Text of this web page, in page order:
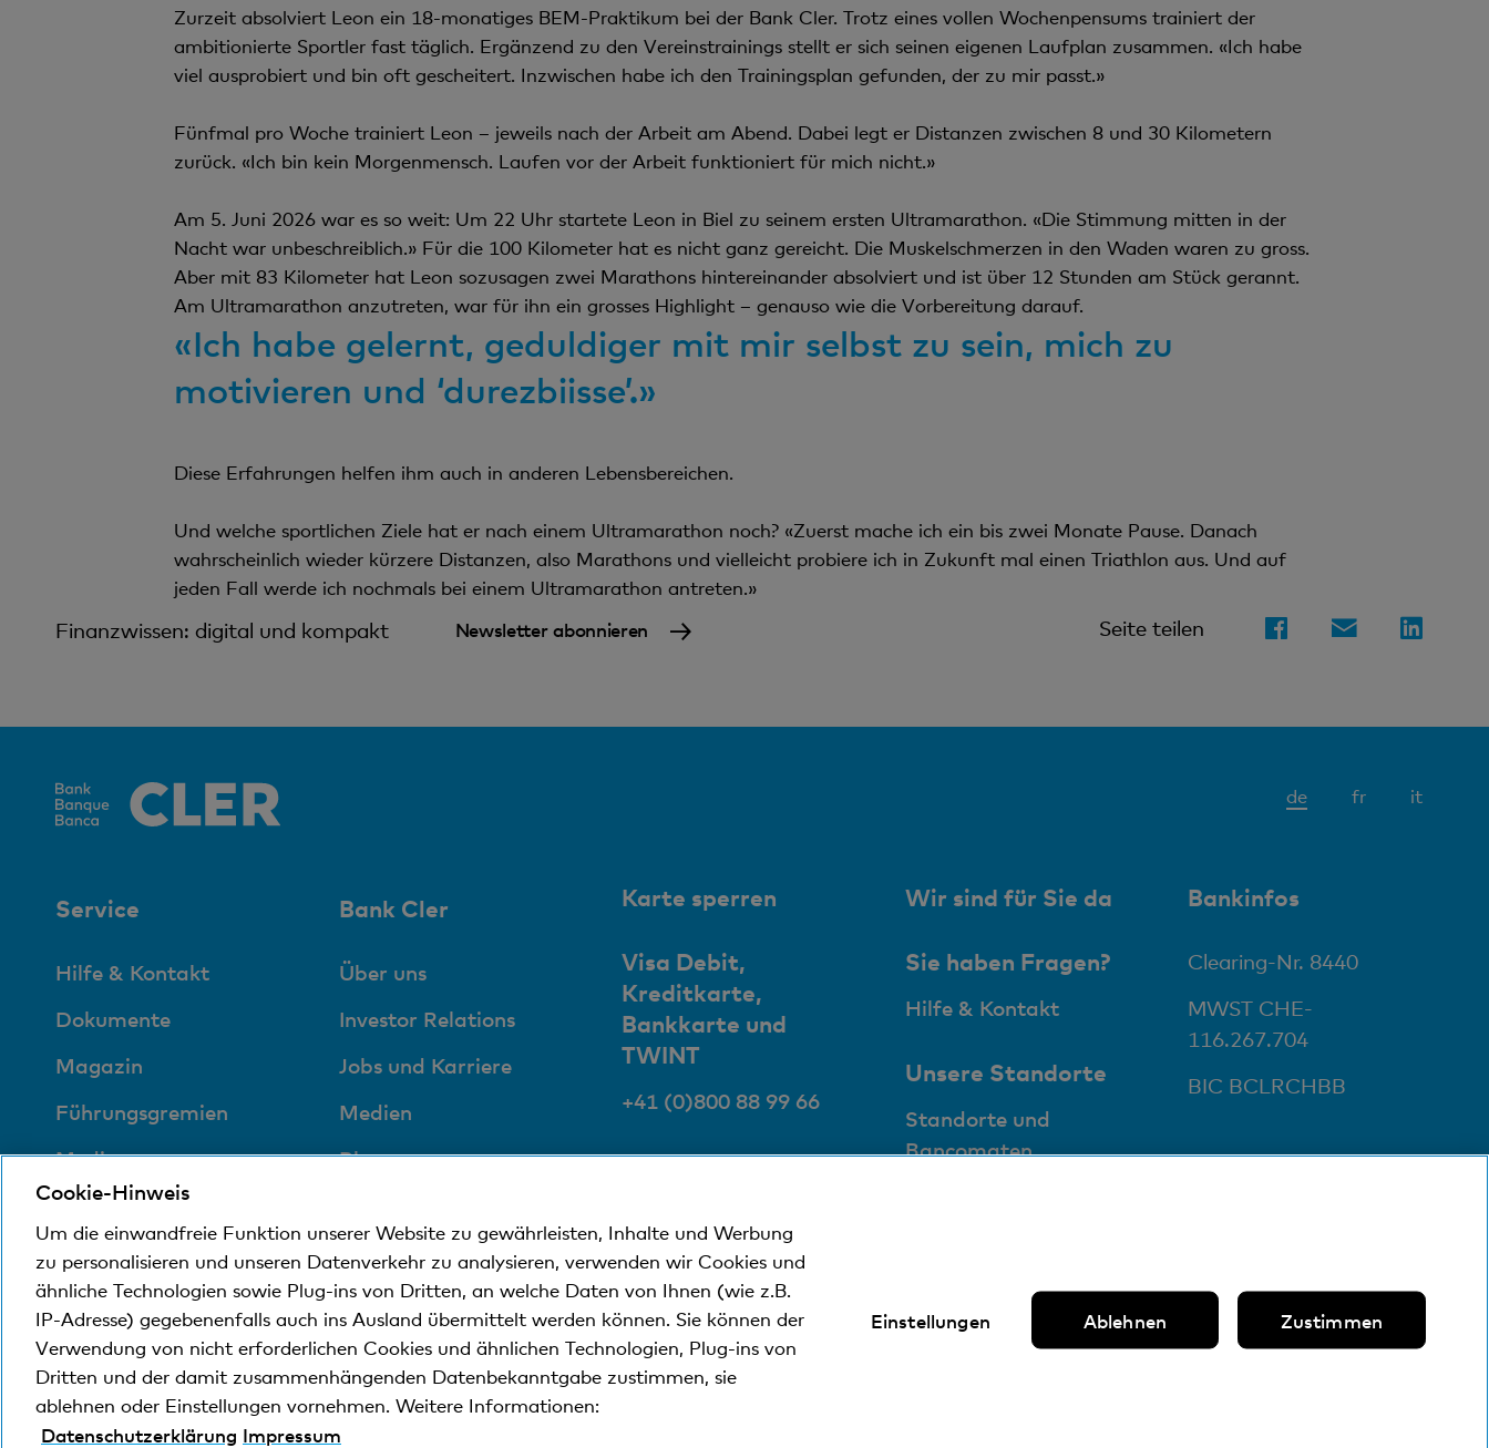
Zurzeit absolviert Leon ein 18-monatiges BEM-Praktikum bei der Bank Cler. Trotz eines vollen Wochenpensums trainiert der
ambitionierte Sportler fast täglich. Ergänzend zu den Vereinstrainings stellt er sich seinen eigenen Laufplan zusammen. «Ich habe
viel ausprobiert und bin oft gescheitert. Inzwischen habe ich den Trainingsplan gefunden, der zu mir passt.»
Fünfmal pro Woche trainiert Leon – jeweils nach der Arbeit am Abend. Dabei legt er Distanzen zwischen 8 und 30 Kilometern
zurück. «Ich bin kein Morgenmensch. Laufen vor der Arbeit funktioniert für mich nicht.»
Am 5. Juni 2026 war es so weit: Um 22 Uhr startete Leon in Biel zu seinem ersten Ultramarathon. «Die Stimmung mitten in der
Nacht war unbeschreiblich.» Für die 100 Kilometer hat es nicht ganz gereicht. Die Muskelschmerzen in den Waden waren zu gross.
Aber mit 83 Kilometer hat Leon sozusagen zwei Marathons hintereinander absolviert und ist über 12 Stunden am Stück gerannt.
Am Ultramarathon anzutreten, war für ihn ein grosses Highlight – genauso wie die Vorbereitung darauf.
«Ich habe gelernt, geduldiger mit mir selbst zu sein, mich zu
motivieren und ‘durezbiisse’.»
Diese Erfahrungen helfen ihm auch in anderen Lebensbereichen.
Und welche sportlichen Ziele hat er nach einem Ultramarathon noch? «Zuerst mache ich ein bis zwei Monate Pause. Danach
wahrscheinlich wieder kürzere Distanzen, also Marathons und vielleicht probiere ich in Zukunft mal einen Triathlon aus. Und auf
jeden Fall werde ich nochmals bei einem Ultramarathon antreten.»
Finanzwissen: digital und kompakt Newsletter abonnieren Seite teilen
deAktives
fr it
Service
Hilfe & Kontakt
Dokumente
Magazin
Führungsgremien
Medien
Sozial und
umweltfreundlich
Bank Cler
Über uns
Investor Relations
Jobs und Karriere
Medien
Blog
Karte sperren
Visa Debit,
Kreditkarte,
Bankkarte und
TWINT
+41 (0)800 88 99 66
Wir sind für Sie da
Sie haben Fragen?
Hilfe & Kontakt
Unsere Standorte
Standorte und
Bancomaten
Bankinfos
Clearing-Nr. 8440
MWST CHE-
116.267.704
BIC BCLRCHBB
© Bank Cler AGRechtliche Bedingungen und HinweiseDatenschutzerklärungImpressum
Die Bank Cler ist eine Tochtergesellschaft der Basler Kantonalbank.
Cookie-Hinweis
Um die einwandfreie Funktion unserer Website zu gewährleisten, Inhalte und Werbung
zu personalisieren und unseren Datenverkehr zu analysieren, verwenden wir Cookies und
ähnliche Technologien sowie Plug-ins von Dritten, an welche Daten von Ihnen (wie z.B.
IP-Adresse) gegebenenfalls auch ins Ausland übermittelt werden können. Sie können der
Verwendung von nicht erforderlichen Cookies und ähnlichen Technologien, Plug-ins von
Dritten und der damit zusammenhängenden Datenbekanntgabe zustimmen, sie
ablehnen oder Einstellungen vornehmen. Weitere Informationen:
Datenschutzerklärung Impressum
Einstellungen Ablehnen Zustimmen